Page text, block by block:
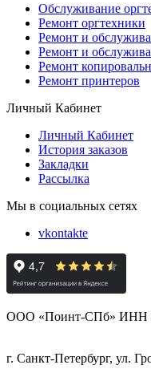
Обслуживание
Ремонт оргтехники
Ремонт и
Ремонт и
Ремонт
Ремонт принтеров
Личный Кабинет
Личный Кабинет
История заказов
Закладки
Рассылка
Мы в социальных сетях
vkontakte
ООО «Поинт-СПб» ИНН
г. Санкт-Петербург, ул.